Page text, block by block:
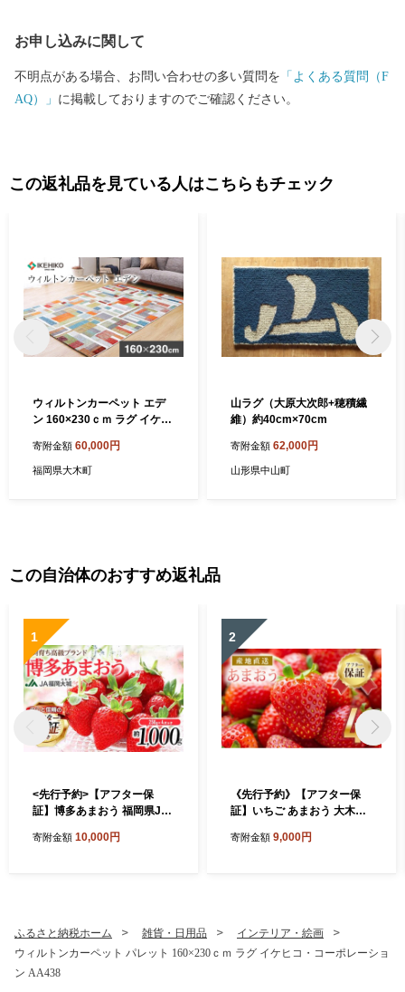
お申し込みに関して
不明点がある場合、お問い合わせの多い質問を 「よくある質問（F
AQ）」 に掲載しておりますのでご確認ください。
この返礼品を見ている人はこちらもチェック
ウィルトンカーペット エデ
ン 160×230ｃｍ ラグ イケヒ
2
寄附金額 60,000円
福岡県大木町
山ラグ（大原大次郎+穂積繊
維）約40cm×70cm
寄附金額 62,000円
山形県中山町
この自治体のおすすめ返礼品
1
<先行予約>【アフター保
証】博多あまおう 福岡県JA
ういちご 1000g（約250g×4
寄附金額 10,000円
2
《先行予約》【アフター保
証】いちご あまおう 大木町
【2027年1月～3月に順次出
寄附金額 9,000円
ふるさと納税ホーム 雑貨・日用品
インテリア・絵画
ウィルトンカーペット パレット 160×230ｃｍ ラグ イケヒコ・コーポレーショ
ン AA438